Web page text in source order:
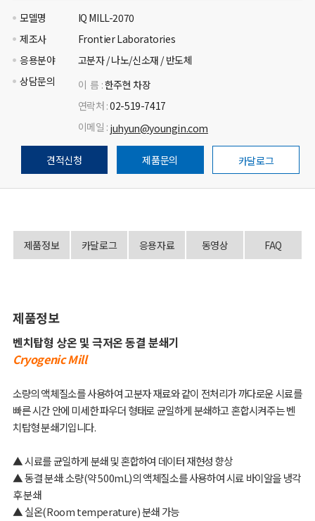
모델명
IQ MILL-2070
제조사
Frontier Laboratories
응용분야
고분자 / 나노/신소재 / 반도체
상담문의
이 름 :한주현 차장
연락처 :02-519-7417
이메일 : juhyun@youngin.com
견적신청 제품문의 카달로그
제품정보 카달로그 응용자료 동영상 FAQ
제품정보
벤치탑형 상온 및 극저온 동결 분쇄기
Cryogenic Mill
소량의 액체질소를 사용하여 고분자 재료와 같이 전처리가 까다로운 시료를
빠른 시간 안에 미세한 파우더 형태로 균일하게 분쇄하고 혼합시켜주는 벤
치탑형 분쇄기입니다.
▲시료를 균일하게 분쇄 및 혼합하여 데이터 재현성 향상
▲동결 분쇄:소량(약500mL)의 액체질소를 사용하여 시료 바이알을 냉각
후 분쇄
▲실온(Room temperature)분쇄 가능